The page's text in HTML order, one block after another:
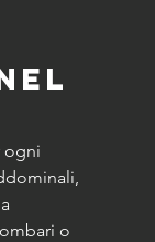
ogni
o